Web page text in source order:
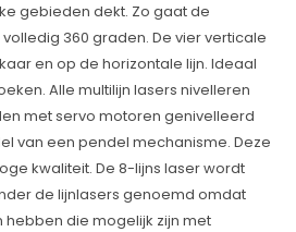
gebieden dekt. Zo gaat de
360 graden. De vier verticale
en op de horizontale lijn. Ideaal
Alle multilijn lasers nivelleren
met servo motoren genivelleerd
van een pendel mechanisme. Deze
kwaliteit. De 8-lijns laser wordt
de lijnlasers genoemd omdat
hebben die mogelijk zijn met